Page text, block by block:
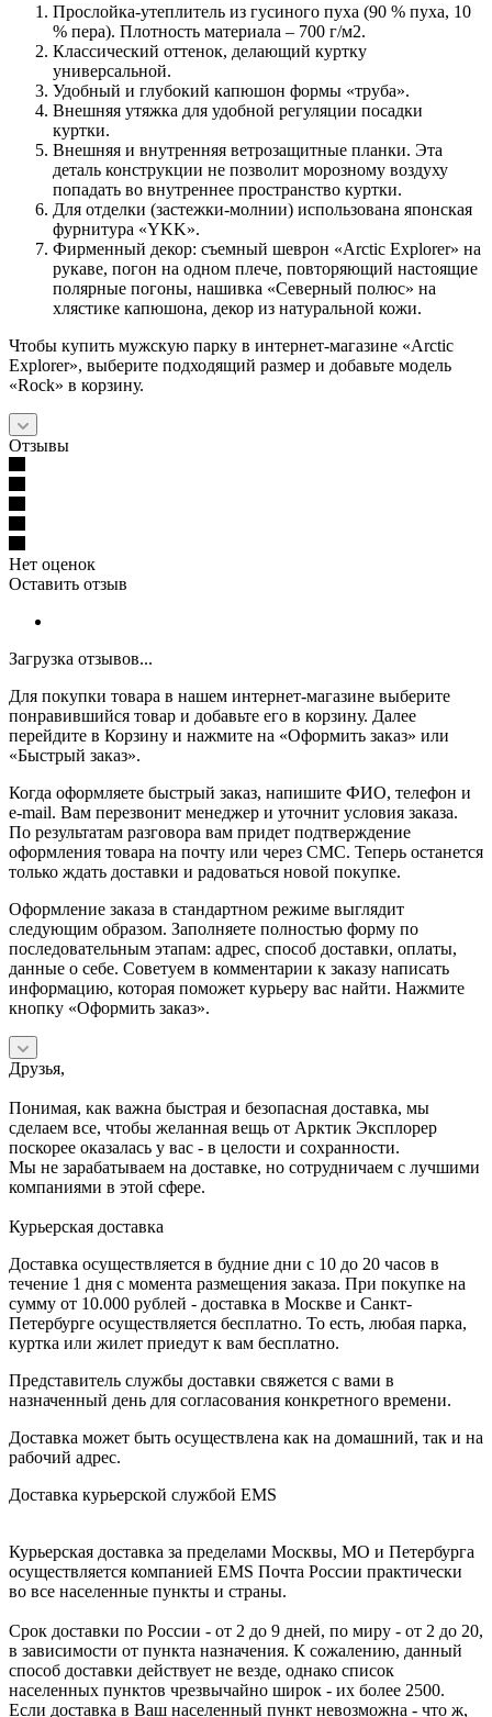
Прослойка-утеплитель из гусиного пуха (90 % пуха, 10
% пера). Плотность материала – 700 г/м2.
Классический оттенок, делающий куртку
универсальной.
Удобный и глубокий капюшон формы «труба».
Внешняя утяжка для удобной регуляции посадки
куртки.
Внешняя и внутренняя ветрозащитные планки. Эта
деталь конструкции не позволит морозному воздуху
попадать во внутреннее пространство куртки.
Для отделки (застежки-молнии) использована японская
фурнитура «YKK».
Фирменный декор: съемный шеврон «Аrctic Explorer» на
рукаве, погон на одном плече, повторяющий настоящие
полярные погоны, нашивка «Северный полюс» на
хлястике капюшона, декор из натуральной кожи.
Чтобы купить мужскую парку в интернет-магазине «Аrctic
Explorer», выберите подходящий размер и добавьте модель
«Rock» в корзину.
Отзывы
Нет оценок
Оставить отзыв
Загрузка отзывов...
Для покупки товара в нашем интернет-магазине выберите
понравившийся товар и добавьте его в корзину. Далее
перейдите в Корзину и нажмите на «Оформить заказ» или
«Быстрый заказ».
Когда оформляете быстрый заказ, напишите ФИО, телефон и
e-mail. Вам перезвонит менеджер и уточнит условия заказа.
По результатам разговора вам придет подтверждение
оформления товара на почту или через СМС. Теперь останется
только ждать доставки и радоваться новой покупке.
Оформление заказа в стандартном режиме выглядит
следующим образом. Заполняете полностью форму по
последовательным этапам: адрес, способ доставки, оплаты,
данные о себе. Советуем в комментарии к заказу написать
информацию, которая поможет курьеру вас найти. Нажмите
кнопку «Оформить заказ».
Друзья,
Понимая, как важна быстрая и безопасная доставка, мы
сделаем все, чтобы желанная вещь от Арктик Эксплорер
поскорее оказалась у вас - в целости и сохранности.
Мы не зарабатываем на доставке, но сотрудничаем с лучшими
компаниями в этой сфере.
Курьерская доставка
Доставка осуществляется в будние дни с 10 до 20 часов в
течение 1 дня с момента размещения заказа. При покупке на
сумму от 10.000 рублей - доставка в Москве и Санкт-
Петербурге осуществляется бесплатно. То есть, любая парка,
куртка или жилет приедут к вам бесплатно.
Представитель службы доставки свяжется с вами в
назначенный день для согласования конкретного времени.
Доставка может быть осуществлена как на домашний, так и на
рабочий адрес.
Доставка курьерской службой EMS
Курьерская доставка за пределами Москвы, МО и Петербурга
осуществляется компанией ЕМS Почта России практически
во все населенные пункты и страны.
Срок доставки по России - от 2 до 9 дней, по миру - от 2 до 20,
в зависимости от пункта назначения. К сожалению, данный
способ доставки действует не везде, однако список
населенных пунктов чрезвычайно широк - их более 2500.
Если доставка в Ваш населенный пункт невозможна - что ж,